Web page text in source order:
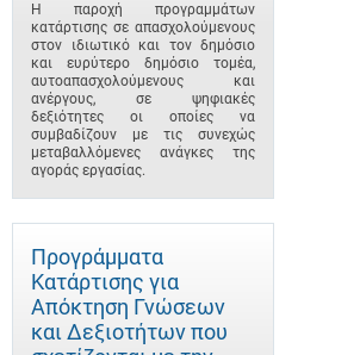
Η παροχή προγραμμάτων
κατάρτισης σε απασχολούμενους
στον ιδιωτικό και τον δημόσιο
και ευρύτερο δημόσιο τομέα,
αυτοαπασχολούμενους και
ανέργους, σε ψηφιακές
δεξιότητες οι οποίες να
συμβαδίζουν με τις συνεχώς
μεταβαλλόμενες ανάγκες της
αγοράς εργασίας.
Προγράμματα
Κατάρτισης για
Απόκτηση Γνώσεων
και Δεξιοτήτων που